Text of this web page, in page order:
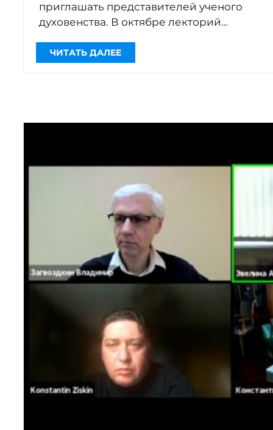
ЧИТАТЬ ДАЛЕЕ
приглашать представителей ученого
духовенства. В октябре лекторий
первокурсников встречу с директором